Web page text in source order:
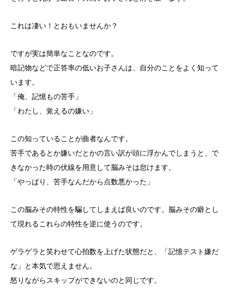
これは凄い！とおもいませんか？
ですが実は簡単なことなのです。
暗記物などで正答率の低いお子さんは、自分のことをよく知って
います。
「俺、記憶もの苦手」
「わたし、覚えるの嫌い」
この知っていることが曲者なんです。
苦手であるとか嫌いだとかの言い訳が頭に浮かんでしまうと、で
きなかった時の伏線を用意して脳みそは怠けます。
「やっぱり、苦手なんだから点数悪かった」
この脳みその特性を騙してしまえば良いのです。脳みその癖とし
て現れるこれらの特性を逆に使うのです。
ゲラゲラと笑わせて心拍数を上げた状態だと、「記憶テスト嫌だ
な」と本気で思えません。
怒りながらスキップができないのと同じです。